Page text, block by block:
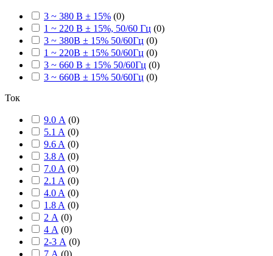
3 ~ 380 В ± 15% (0)
1 ~ 220 В ± 15%, 50/60 Гц (0)
3 ~ 380В ± 15% 50/60Гц (0)
1 ~ 220В ± 15% 50/60Гц (0)
3 ~ 660 В ± 15% 50/60Гц (0)
3 ~ 660В ± 15% 50/60Гц (0)
Ток
9.0 А (0)
5.1 A (0)
9.6 A (0)
3.8 A (0)
7.0 A (0)
2.1 A (0)
4.0 A (0)
1.8 A (0)
2 А (0)
4 А (0)
2-3 А (0)
7 А (0)